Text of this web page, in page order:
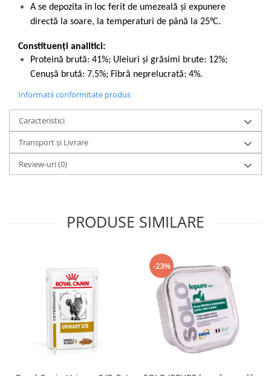
A se depozita în loc ferit de umezeală și expunere
directă la soare, la temperaturi de până la 25°C.
Constituenți analitici:
Proteină brută: 41%; Uleiuri şi grăsimi brute: 12%;
Cenuşă brută: 7.5%; Fibră neprelucrată: 4%.
Informatii conformitate produs
Caracteristici
Transport și Livrare
Review-uri(0)
PRODUSE SIMILARE
-23%